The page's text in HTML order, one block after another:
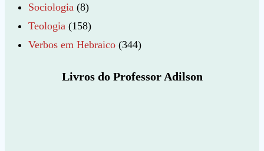
Sociologia (8)
Teologia (158)
Verbos em Hebraico (344)
Livros do Professor Adilson